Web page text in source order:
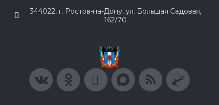
344022, г. Ростов-на-Дону, ул. Большая Садовая,
162/70